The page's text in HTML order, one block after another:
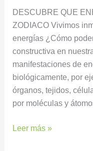
DESCUBRE QUE
ZODIACO Vivimos
energías ¿Cómo
constructiva en
manifestaciones de
biológicamente, por
órganos, tejidos,
por moléculas y
Leer más »